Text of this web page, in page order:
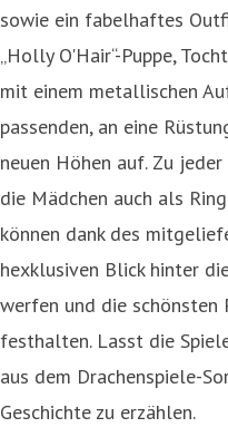
sowie ein fabelhaftes
„Holly O'Hair“-Puppe,
mit einem metallischen
passenden, an eine
neuen Höhen auf. Zu
die Mädchen auch als
können dank des
hexklusiven Blick hinter
werfen und die schönsten
festhalten. Lasst die
aus dem Drachenspiele-
Geschichte zu erzählen.